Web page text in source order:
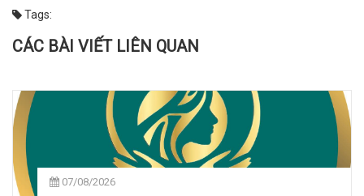
Tags:
CÁC BÀI VIẾT LIÊN QUAN
07/08/2026